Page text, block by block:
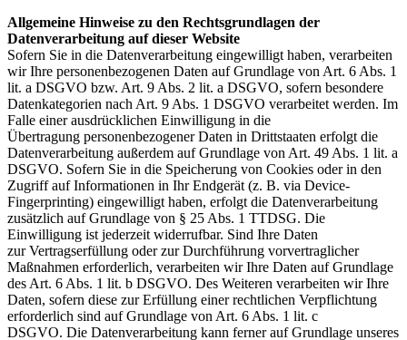
Allgemeine Hinweise zu den Rechtsgrundlagen der
Datenverarbeitung auf dieser Website
Sofern Sie in die Datenverarbeitung eingewilligt haben, verarbeiten
wir Ihre personenbezogenen Daten aufGrundlage von Art. 6 Abs. 1
lit. a DSGVO bzw. Art. 9 Abs. 2 lit. a DSGVO, sofern besondere
Datenkategorien nach Art. 9 Abs. 1 DSGVO verarbeitet werden. Im
Falle einer ausdrücklichen Einwilligung in die
Übertragung personenbezogener Daten in Drittstaaten erfolgt die
Datenverarbeitung außerdem auf Grundlage von Art. 49 Abs. 1 lit. a
DSGVO. Sofern Sie in die Speicherung von Cookies oder in den
Zugriff auf Informationen in Ihr Endgerät (z. B. via Device-
Fingerprinting) eingewilligt haben, erfolgt die Datenverarbeitung
zusätzlich auf Grundlage von § 25 Abs. 1 TTDSG. Die
Einwilligung ist jederzeit widerrufbar. Sind Ihre Daten
zurVertragserfüllung oder zur Durchführung vorvertraglicher
Maßnahmen erforderlich, verarbeiten wir Ihre Daten auf Grundlage
des Art. 6 Abs. 1 lit. b DSGVO. Des Weiteren verarbeiten wir Ihre
Daten, sofern diese zur Erfüllung einer rechtlichen Verpflichtung
erforderlich sind auf Grundlage von Art. 6 Abs. 1 lit. c
DSGVO. Die Datenverarbeitung kann ferner auf Grundlage unseres